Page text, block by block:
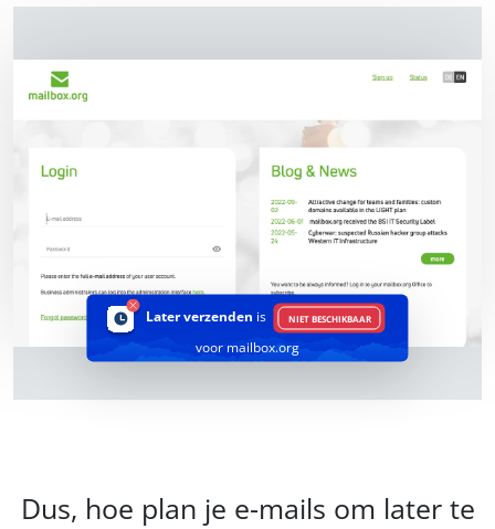
Later verzenden is NIET BESCHIKBAAR
voor mailbox.org
Dus, hoe plan je e-mails om later te